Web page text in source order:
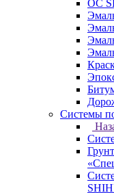
ОС
Системы